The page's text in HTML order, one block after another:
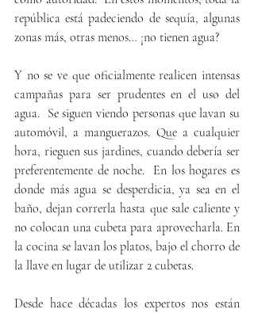
república está padeciendo de sequía, algunas
zonas más, otras menos… ¡no tienen agua?
Y no se ve que oficialmente realicen intensas
campañas para ser prudentes en el uso del
agua.  Se siguen viendo personas que lavan su
automóvil, a manguerazos. Que a cualquier
hora, rieguen sus jardines, cuando debería ser
preferentemente de noche.  En los hogares es
donde más agua se desperdicia, ya sea en el
baño, dejan correrla hasta que sale caliente y
no colocan una cubeta para aprovecharla. En
la cocina se lavan los platos, bajo el chorro de
la llave en lugar de utilizar 2 cubetas.
Desde hace décadas los expertos nos están